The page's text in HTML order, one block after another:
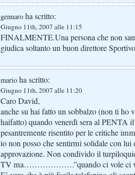
gennaro ha scritto:
Giugno 11th, 2007 alle 11:15
FINALMENTE.Una persona che non
giudica soltanto un buon direttore
mario ha scritto:
Giugno 11th, 2007 alle 11:20
Caro David,
anche su hai fatto un sobbalzo (non ti ho
haifatto) quando venerdì sera al PENTA
pesantremente risentito per le critiche
io non posso che sentirmi solidale con lui
approvazione. Non condivido il
TV ma……………….”quando ci vole ci